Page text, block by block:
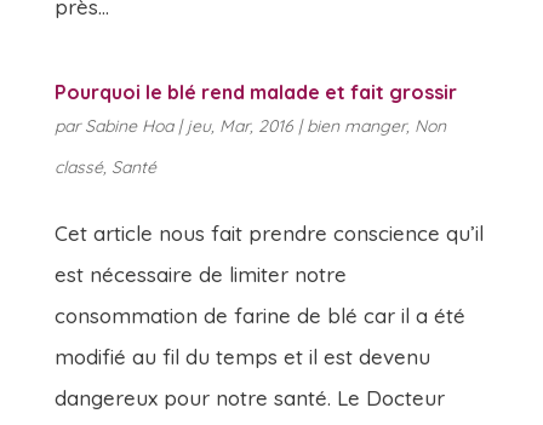
près...
Pourquoi le blé rend malade et fait grossir
parSabine Hoa|jeu, Mar, 2016|bien manger, Non
classé, Santé
Cet article nous fait prendre conscience qu’il
est nécessaire de limiter notre
consommation de farine de blé car il a été
modifié au fil du temps et il est devenu
dangereux pour notre santé. Le Docteur